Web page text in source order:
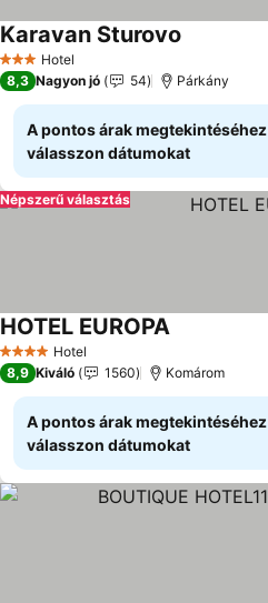
3 Kategória
Hotel
Karavan Sturovo
8,3 Nagyon jó 54 Párkány
A pontos árak megtekintéséhez
válasszon dátumokat
Népszerű választás
4 KategóriaHotel
HOTEL EUROPA
8,9 Kiváló 1560 Komárom
A pontos árak megtekintéséhez
válasszon dátumokat